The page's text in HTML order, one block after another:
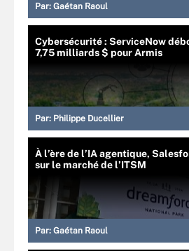
Par: Gaétan Raoul
Cybersécurité : ServiceNow
7,75 milliards $ pour Armis
Par: Philippe Ducellier
À l’ère de l’IA agentique,
sur le marché de l’ITSM
Par: Gaétan Raoul